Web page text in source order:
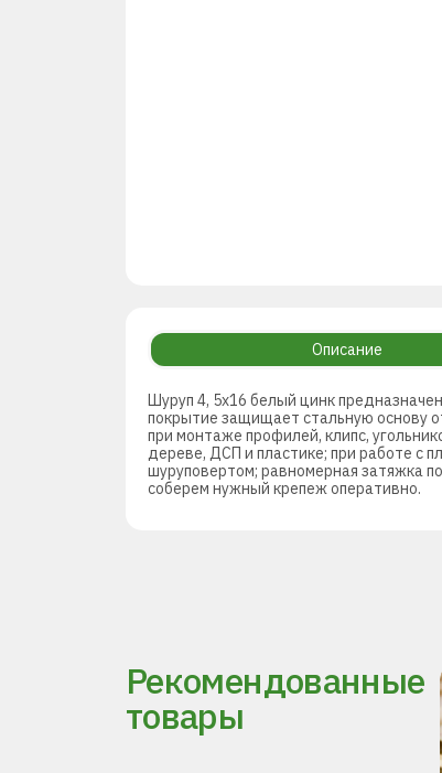
Описание
Шуруп 4, 5х16 белый цинк
покрытие защищает стальную основу
при монтаже профилей, клипс,
дереве, ДСП и пластике; при работе с
шуруповертом; равномерная затяжка
соберем нужный крепеж оперативно.
Рекомендованные
товары